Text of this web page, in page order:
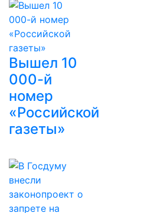
Вышел 10
000-й
номер
«Российской
газеты»